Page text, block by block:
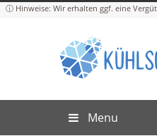
Menu